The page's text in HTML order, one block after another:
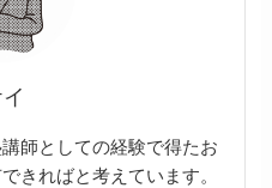
師としての経験で得たお
きればと考えています。